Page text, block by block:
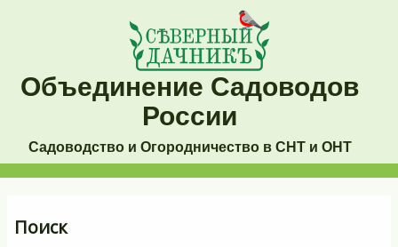
содержанию
Объединение Садоводов
России
Садоводство и Огородничество в СНТ и ОНТ
навигация
Поиск